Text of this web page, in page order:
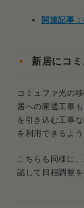
関連記事
新居にコ
コミュファ光の
居への開通工事
を引き込む工事
を利用できるよう
こちらも同様に
認して日程調整